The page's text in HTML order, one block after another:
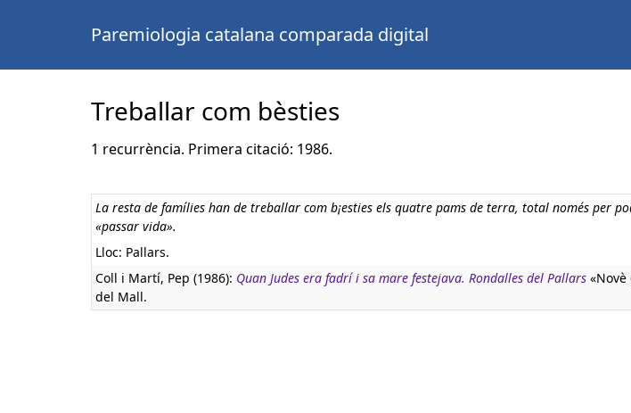
Paremiologia catalana comparada digital
Treballar com bèsties
1 recurrència. Primera citació: 1986.
La resta de famílies han de treballar com b¡esties els quatre pams de terra, total només per
«passar vida».
Lloc: Pallars.
Coll i Martí, Pep (1986): Quan Judes era fadrí i sa mare festejava. Rondalles del Pallars
del Mall.